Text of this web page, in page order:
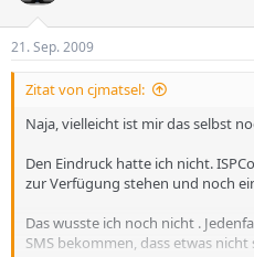
21. Sep. 2009
Zitat von cjmatsel:
Naja, vielleicht ist mir das selbst
Den Eindruck hatte ich nicht.
zur Verfügung stehen und noch
Das wusste ich noch nicht .
SMS bekommen, dass etwas